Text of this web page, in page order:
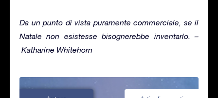
Da un punto di vista puramente commerciale, se il
Natale non esistesse bisognerebbe inventarlo. –
Katharine Whitehorn